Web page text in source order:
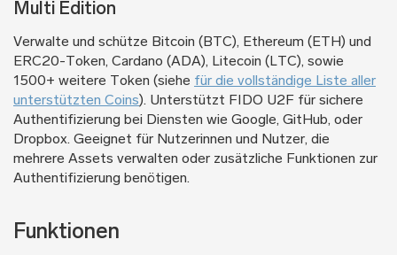
Multi Edition
Verwalte und schütze Bitcoin (BTC), Ethereum (ETH) und
ERC20-Token, Cardano (ADA), Litecoin (LTC), sowie
1500+ weitere Token (siehe für die vollständige Liste aller
unterstützten Coins). Unterstützt FIDO U2F für sichere
Authentifizierung bei Diensten wie Google, GitHub, oder
Dropbox. Geeignet für Nutzerinnen und Nutzer, die
mehrere Assets verwalten oder zusätzliche Funktionen zur
Authentifizierung benötigen.
Funktionen